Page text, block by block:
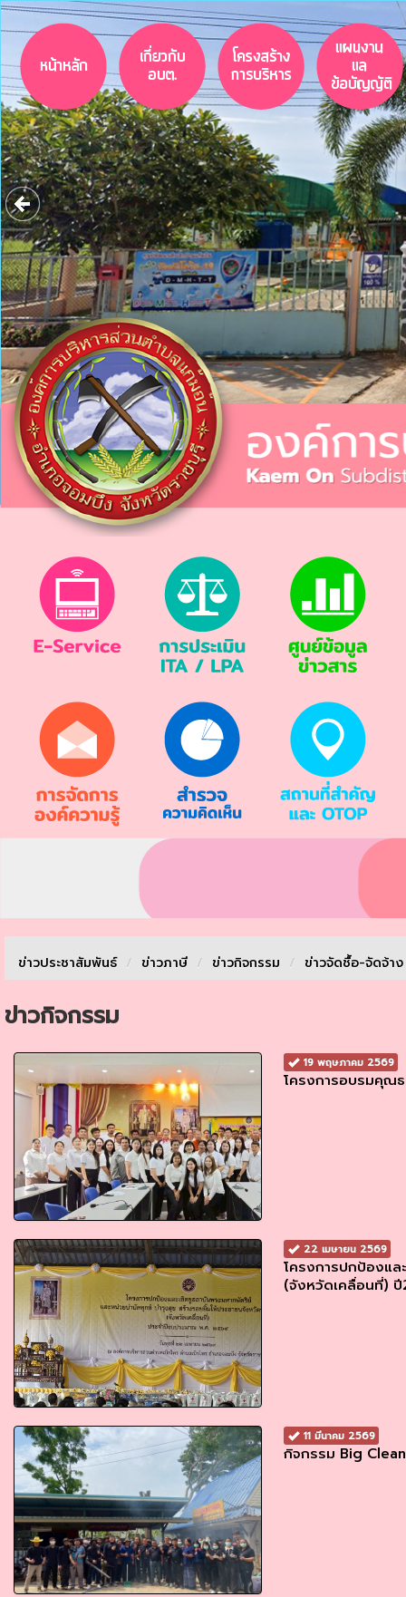
ข่าวประชาสัมพันธ์ / ข่าวภาษี / ข่าวกิจกรรม / ข่าวจัดชื้อ-จัดจ้า
ข่าวกิจกรรม
19 พฤษภาคม 2569
โครงการอบรมคุณ
22 เมษายน 2569
โครงการปกป้องแ
(จังหวัดเคลื่อนที่)
11 มีนาคม 2569
กิจกรรม Big